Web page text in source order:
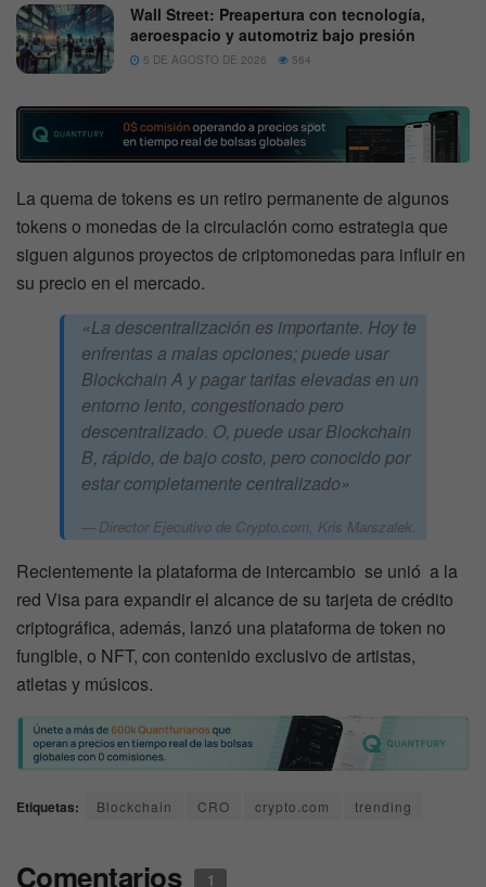
Wall Street: Preapertura con tecnología,
aeroespacio y automotriz bajo presión
5 DE AGOSTO DE 2026 564
La quema de tokens es un retiro permanente de algunos
tokens o monedas de la circulación como estrategia que
siguen algunos proyectos de criptomonedas para influir en
su precio en el mercado.
«La descentralización es importante. Hoy te
enfrentas a malas opciones; puede usar
Blockchain A y pagar tarifas elevadas en un
entorno lento, congestionado pero
descentralizado. O, puede usar Blockchain
B, rápido, de bajo costo, pero conocido por
estar completamente centralizado»
Director Ejecutivo de Crypto.com, Kris Marszalek.
Recientemente la plataforma de intercambio se unió a la
red Visa para expandir el alcance de su tarjeta de crédito
criptográfica, además, lanzó una plataforma de token no
fungible, o NFT, con contenido exclusivo de artistas,
atletas y músicos.
Etiquetas: Blockchain CRO crypto.com trending
Comentarios 1